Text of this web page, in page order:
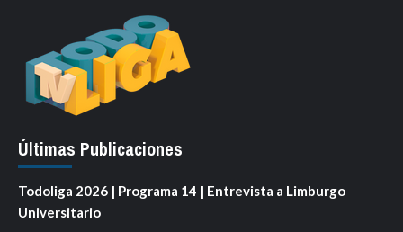
Últimas Publicaciones
Todoliga 2026 | Programa 14 | Entrevista a Limburgo
Universitario